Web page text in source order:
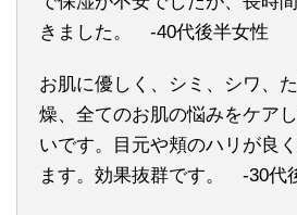
きました。 -40代後半女性
お肌に優しく、シミ、シワ、
燥、全てのお肌の悩みをケア
いです。目元や頬のハリが良
ます。効果抜群です。 -30代